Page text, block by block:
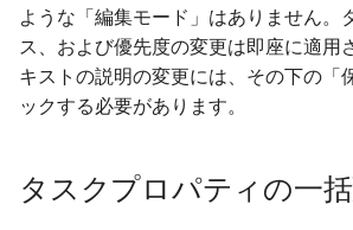
ような「編集モード」はありません。
ス、および優先度の変更は即座に適用
キストの説明の変更には、その下の「
ックする必要があります。
タスクプロパティの一